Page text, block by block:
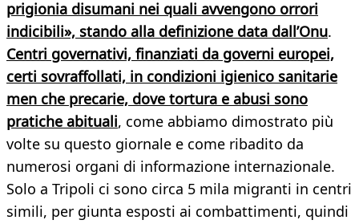
prigionia disumani nei quali avvengono orrori
indicibili», stando alla definizione data dall’Onu.
Centri governativi, finanziati da governi europei,
certi sovraffollati, in condizioni igienico sanitarie
men che precarie, dove tortura e abusi sono
pratiche abituali, come abbiamo dimostrato più
volte su questo giornale e come ribadito da
numerosi organi di informazione internazionale.
Solo a Tripoli ci sono circa 5 mila migranti in centri
simili, per giunta esposti ai combattimenti, quindi